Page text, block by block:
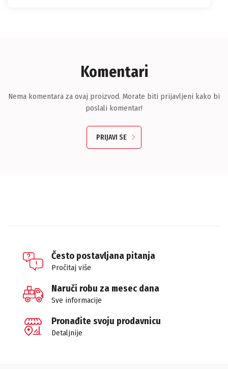
Komentari
Nema komentara za ovaj proizvod. Morate biti prijavljeni kako bi
poslali komentar!
PRIJAVI SE
Često postavljana pitanja
Pročitaj više
Naruči robu za mesec dana
Sve informacije
Pronađite svoju prodavnicu
Detaljnije